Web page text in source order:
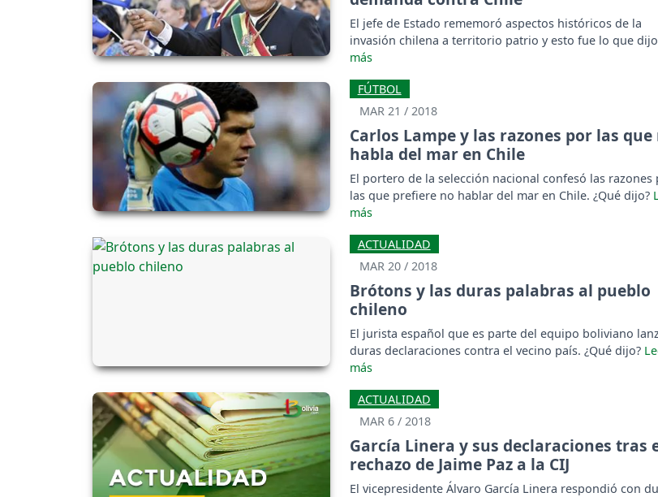
El jefe de Estado rememoró aspectos históricos de la
invasión chilena a territorio patrio y esto fue lo que
FÚTBOL
MAR 21 / 2018
Carlos Lampe y las razones por las que
habla del mar en Chile
El portero de la selección nacional confesó las razones
las que prefiere no hablar del mar en Chile. ¿Qué dijo?
ACTUALIDAD
MAR 20 / 2018
Brótons y las duras palabras al pueblo
chileno
El jurista español que es parte del equipo boliviano
duras declaraciones contra el vecino país. ¿Qué dijo?
ACTUALIDAD
MAR 6 / 2018
García Linera y sus declaraciones tras
rechazo de Jaime Paz a la CIJ
El vicepresidente Álvaro García Linera respondió con